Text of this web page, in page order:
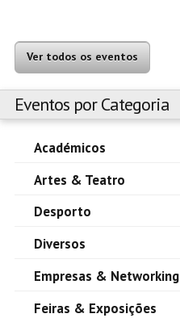
Ver todos os eventos
Eventos por Categoria
Académicos
Artes & Teatro
Desporto
Diversos
Empresas & Networking
Feiras & Exposições